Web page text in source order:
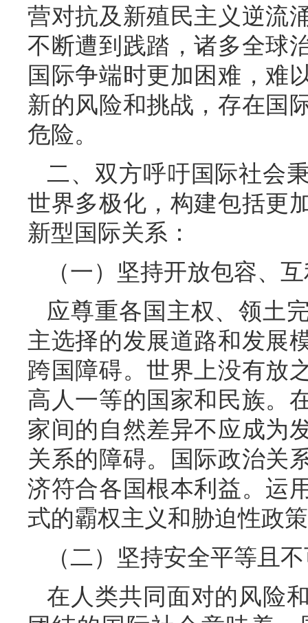
营对抗及新殖民主义逆流
不断遭到践踏，诸多全球
国际争端时更加困难，难
新的风险和挑战，存在国
危险。
二、双方呼吁国际社会
世界多极化，构建包括更
新型国际关系：
（一）坚持开放包容、
应尊重各国主权、领土
主选择的发展道路和发展
跨国障碍。世界上没有放
高人一等的国家和民族。
家间的自然差异不应成为
关系的障碍。国际政治关
济符合各国根本利益。运
式的霸权主义和胁迫性政
（二）坚持安全平等且
在人类共同面对的风险